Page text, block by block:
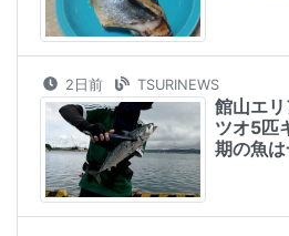
2日前 TSURINEWS
館山エ
ツオ5匹
期の魚